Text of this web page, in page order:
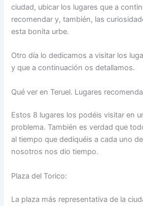
ciudad, ubicar los lugares que a
recomendar y, también, las
esta bonita urbe.
Otro día lo dedicamos a visitar los
y que a continuación os detallamos.
Qué ver en Teruel. Lugares
Estos 8 lugares los podéis visitar en
problema. También es verdad que
al tiempo que dediquéis a cada uno
nosotros nos dio tiempo.
Plaza del Torico:
La plaza más representativa de la